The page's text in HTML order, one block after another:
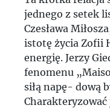
jednego z setek
Czesława
istotę życia Zofii
energię. Jerzy
fenomenu
siłą napę- dową
Charakteryzować